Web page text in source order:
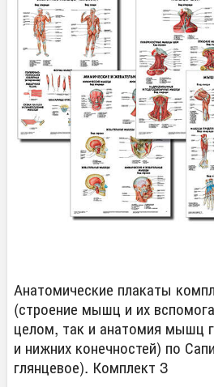
Анатомические плакаты
(строение мышц и их
целом, так и анатомия мышц
и нижних конечностей) по
глянцевое). Комплект 3